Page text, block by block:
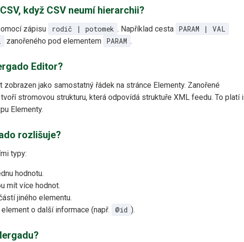
když CSV neumí hierarchii?
zápisu rodič | potomek . Například cesta PARAM | VAL
zanořeného pod elementem PARAM .
Editor?
jako samostatný řádek na stránce Elementy. Zanořené
stromovou strukturu, která odpovídá struktuře XML feedu. To platí i
Elementy.
rozlišuje?
typy:
hodnotu.
mít více hodnot.
jiného elementu.
o další informace (např.
@id ).